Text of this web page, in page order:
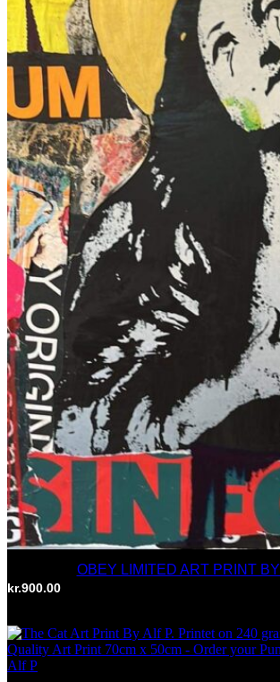
OBEY LIMITED ART PRINT
kr.900.00